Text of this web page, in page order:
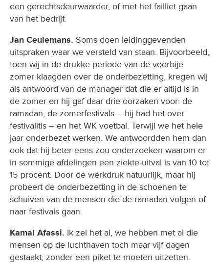
een gerechtsdeurwaarder, of met het failliet gaan
van het bedrijf.
Jan Ceulemans. Soms doen leidinggevenden
uitspraken waar we versteld van staan. Bijvoorbeeld,
toen wij in de drukke periode van de voorbije
zomer klaagden over de onderbezetting, kregen wij
als antwoord van de manager dat die er altijd is in
de zomer en hij gaf daar drie oorzaken voor: de
ramadan, de zomerfestivals – hij had het over
festivalitis – en het WK voetbal. Terwijl we het hele
jaar onderbezet werken. We antwoordden hem dan
ook dat hij beter eens zou onderzoeken waarom er
in sommige afdelingen een ziekte-uitval is van 10 tot
15 procent. Door de werkdruk natuurlijk, maar hij
probeert de onderbezetting in de schoenen te
schuiven van de mensen die de ramadan volgen of
naar festivals gaan.
Kamal Afassi. Ik zei het al, we hebben met al die
mensen op de luchthaven toch maar vijf dagen
gestaakt, zonder een piket te moeten uitzetten.